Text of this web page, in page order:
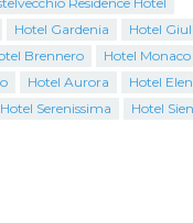
Hotel Gardenia
Hotel
Brennero
Hotel Monaco
Hotel Aurora Hotel
Hotel Serenissima
Hotel